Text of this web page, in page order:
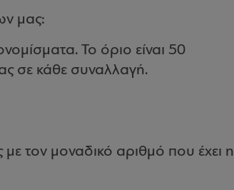
μας:
Το όριο είναι 50
σε κάθε συναλλαγή.
τον μοναδικό αριθμό που έχει η